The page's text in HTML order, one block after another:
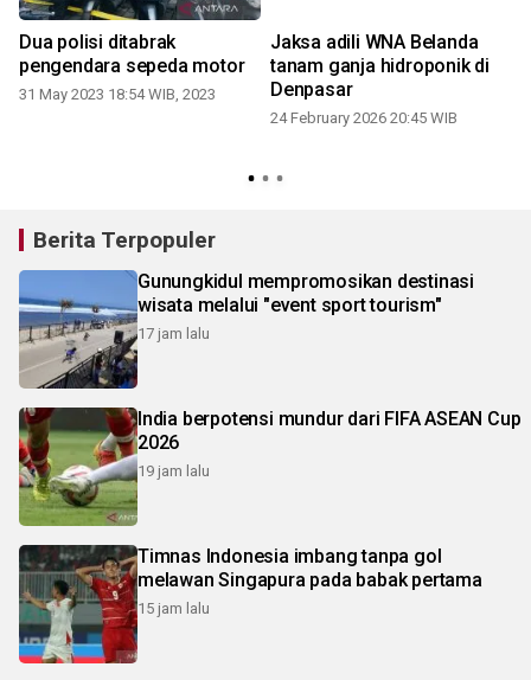
Dua polisi ditabrak
pengendara sepeda motor
31 May 2023 18:54 WIB, 2023
Jaksa adili WNA Belanda
tanam ganja hidroponik di
Denpasar
24 February 2026 20:45 WIB
Berita Terpopuler
Gunungkidul mempromosikan destinasi
wisata melalui "event sport tourism"
17 jam lalu
India berpotensi mundur dari FIFA ASEAN Cup
2026
19 jam lalu
Timnas Indonesia imbang tanpa gol
melawan Singapura pada babak pertama
15 jam lalu